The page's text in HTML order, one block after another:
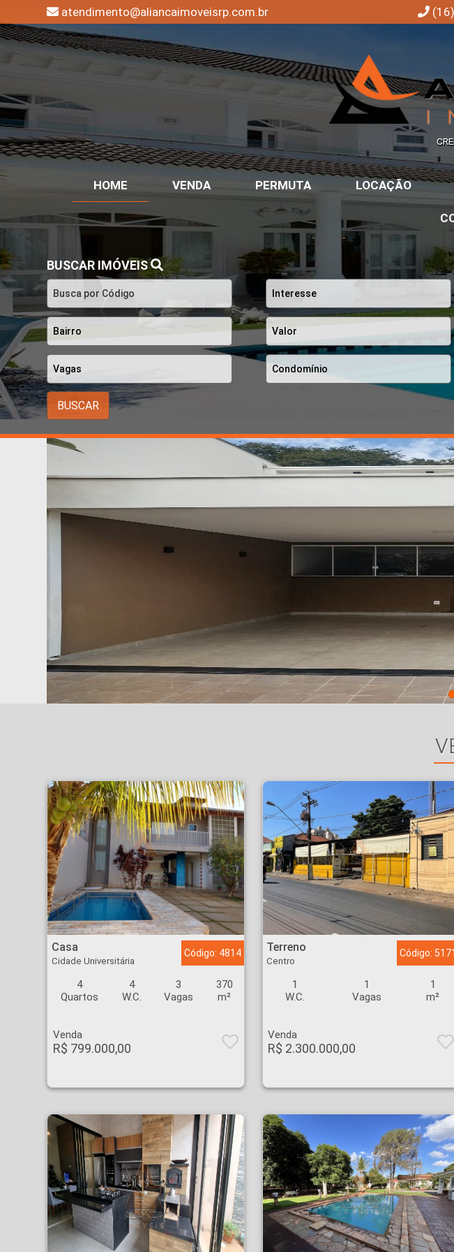
atendimento@aliancaimoveisrp.com.br
HOME VENDA PERMUTA LOCAÇÃO
BUSCAR IMÓVEIS
BUSCAR
Casa - Cidade Universitária - Ribeirão Preto
Casa
Cidade Universitária
Código: 4814
4
Quartos
4
W.C.
3
Vagas
370
m²
Venda
R$ 799.000,00
Terreno - Centro - Ribeirão Preto
Terreno
Centro
Código: 5171
1
W.C.
1
Vagas
1
m²
Venda
R$ 2.300.000,00